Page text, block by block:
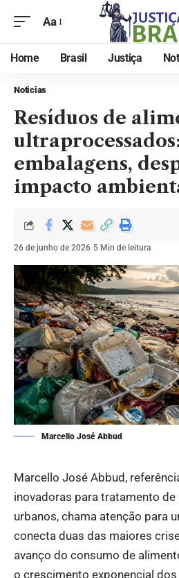
Aa
Home Brasil Justiça
Noticias
Resíduos de
embalagens,
impacto
26 de junho de 2026 5 Min de leitura
Marcello José Abbud
Marcello José Abbud,
inovadoras para tratamento
urbanos, chama atenção para
conecta duas das maiores
avanço do consumo de
o crescimento exponencial